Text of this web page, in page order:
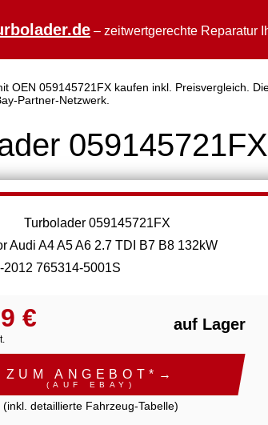
– zeitwertgerechte Reparatur
OEN 059145721FX kaufen inkl. Preisvergleich.
Partner-Netzwerk.
059145721FX
Audi A4 A5 A6 2.7 TDI B7 B8 132kW
2012 765314-5001S
€ auf Lager
ZUM ANGEBOT*→
(AUF EBAY)
(inkl. detaillierte Fahrzeug-Tabelle)